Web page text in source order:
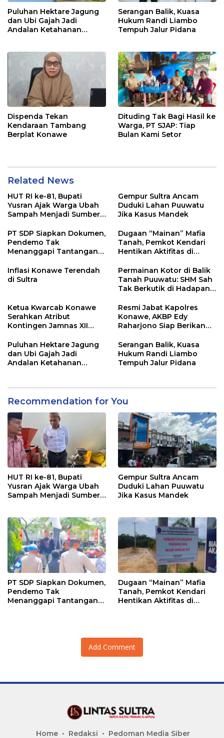
Puluhan Hektare Jagung
dan Ubi Gajah Jadi
Andalan Ketahanan
Serangan Balik, Kuasa
Hukum Randi Liambo
Tempuh Jalur Pidana
Dispenda Tekan
Kendaraan Tambang
Berplat Konawe
Dituding Tak Bagi Hasil ke
Warga, PT SJAP: Tiap
Bulan Kami Setor
Related News
HUT RI ke-81, Bupati
Yusran Ajak Warga Ubah
Sampah Menjadi Sumber
Gempur Sultra Ancam
Duduki Lahan Puuwatu
Jika Kasus Mandek
PT SDP Siapkan Dokumen,
Pendemo Tak
Menanggapi Tantangan
Dugaan “Mainan” Mafia
Tanah, Pemkot Kendari
Hentikan Aktifitas di
Inflasi Konawe Terendah
di Sultra
Permainan Kotor di Balik
Tanah Puuwatu: SHM Sah
Tak Berkutik di Hadapan
Ketua Kwarcab Konawe
Serahkan Atribut
Kontingen Jamnas XII
Resmi Jabat Kapolres
Konawe, AKBP Edy
Raharjono Siap Berikan
Puluhan Hektare Jagung
dan Ubi Gajah Jadi
Andalan Ketahanan
Serangan Balik, Kuasa
Hukum Randi Liambo
Tempuh Jalur Pidana
Recommendation for You
HUT RI ke-81, Bupati
Yusran Ajak Warga Ubah
Sampah Menjadi Sumber
Gempur Sultra Ancam
Duduki Lahan Puuwatu
Jika Kasus Mandek
PT SDP Siapkan Dokumen,
Pendemo Tak
Menanggapi Tantangan
Dugaan “Mainan” Mafia
Tanah, Pemkot Kendari
Hentikan Aktifitas di
Add Comment
Home Redaksi Pedoman Media Siber